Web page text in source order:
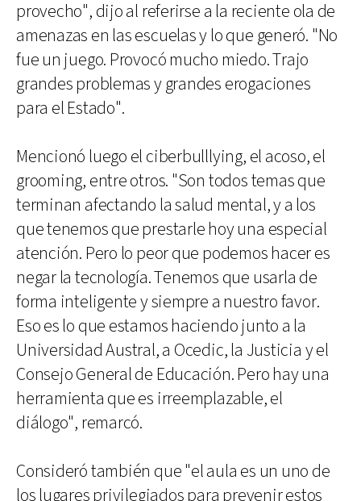
provecho", dijo al referirse a la reciente ola de
amenazas en las escuelas y lo que generó. "No
fue un juego. Provocó mucho miedo. Trajo
grandes problemas y grandes erogaciones
para el Estado".
Mencionó luego el ciberbulllying, el acoso, el
grooming, entre otros. "Son todos temas que
terminan afectando la salud mental, y a los
que tenemos que prestarle hoy una especial
atención. Pero lo peor que podemos hacer es
negar la tecnología. Tenemos que usarla de
forma inteligente y siempre a nuestro favor.
Eso es lo que estamos haciendo junto a la
Universidad Austral, a Ocedic, la Justicia y el
Consejo General de Educación. Pero hay una
herramienta que es irreemplazable, el
diálogo", remarcó.
Consideró también que "el aula es un uno de
los lugares privilegiados para prevenir estos